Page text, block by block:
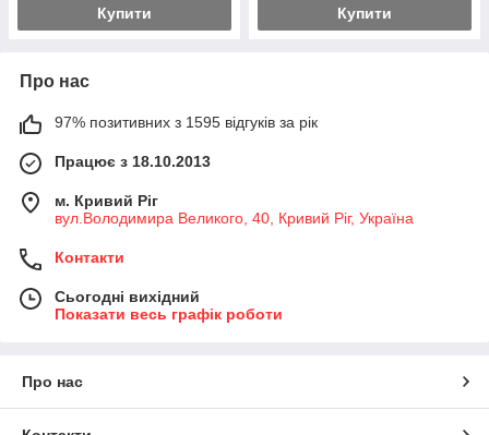
Купити Купити
Про нас
97% позитивних з 1595 відгуків за рік
Працює з 18.10.2013
м. Кривий Ріг
вул.Володимира Великого, 40, Кривий Ріг, Україна
Контакти
Сьогодні вихідний
Показати весь графік роботи
Про нас